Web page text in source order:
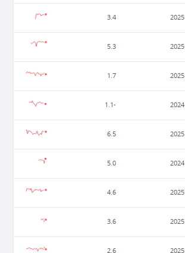
2025
3.4
2025
5.3
2025
1.7
2024
-1.1
2025
6.5
2024
5.0
2025
4.6
2025
3.6
2025
2.6